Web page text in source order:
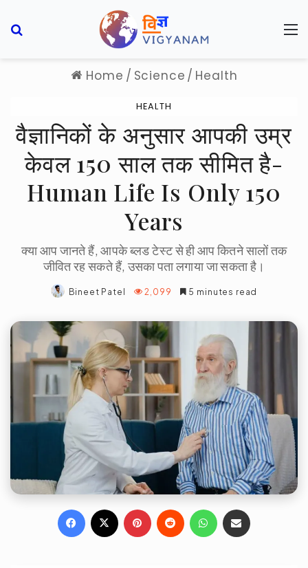
Home / Science / Health
HEALTH
वैज्ञानिकों के अनुसार आपकी उम्र
केवल 150 साल तक सीमित है-
Human Life Is Only 150
Years
क्या आप जानते हैं, आपके ब्लड टेस्ट से ही आप कितने सालों तक
जीवित रह सकते हैं, उसका पता लगाया जा सकता है।
Bineet Patel 2,099 5 minutes read
Facebook Pinterest
Reddit WhatsApp